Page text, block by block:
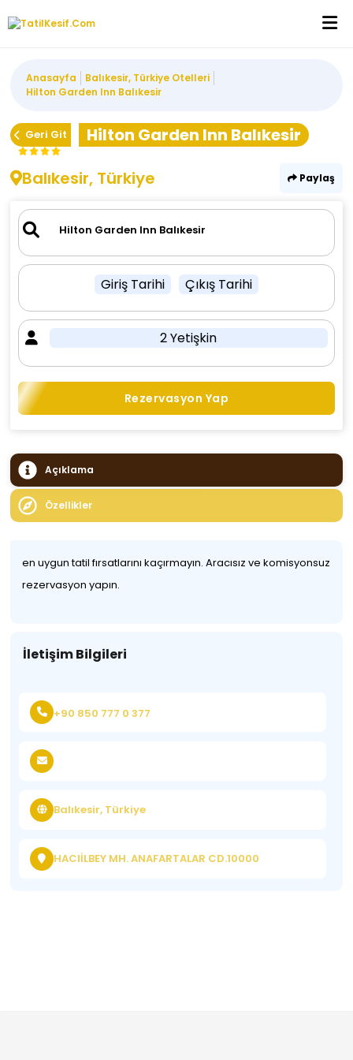
Anasayfa
Balıkesir, Türkiye Otelleri
Hilton Garden Inn Balıkesir
Geri Git
Hilton Garden Inn Balıkesir
Balıkesir, Türkiye
Paylaş
Giriş Tarihi Çıkış Tarihi
2 Yetişkin
Rezervasyon Yap
Açıklama
Özellikler
en uygun tatil fırsatlarını kaçırmayın. Aracısız ve komisyonsuz
rezervasyon yapın.
İletişim Bilgileri
+90 850 777 0 377
Balıkesir, Türkiye
HACIİLBEY MH. ANAFARTALAR CD.10000